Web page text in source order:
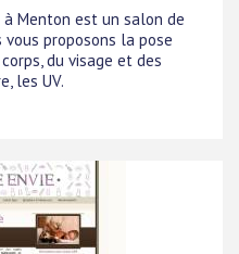
Menton est un salon de
proposons la pose
du visage et des
les UV.